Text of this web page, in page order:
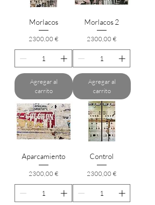
Morlacos
Precio
2300,00 €
Agregar al
carrito
Morlacos 2
Precio
2300,00 €
Agregar al
carrito
Aparcamiento
Precio
2300,00 €
Control
Precio
2300,00 €